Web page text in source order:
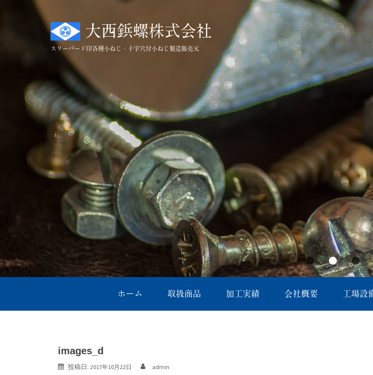
大西鋲螺株式会社
スリーバード印各種小ねじ・十字穴付小ねじ製造販売元
ホーム 取扱商品 加工実績 会社概要 工場設
images_d
投稿日: 2017年10月22日 admin